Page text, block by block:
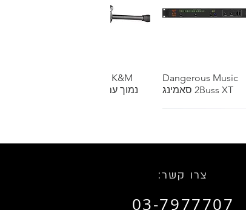
תצוגה מהירה
Dangerous Music
2Buss XT סאמינג
תצוגה מהירה
נמוך עם בום טלסקופי
:צרו קשר
03-7977707